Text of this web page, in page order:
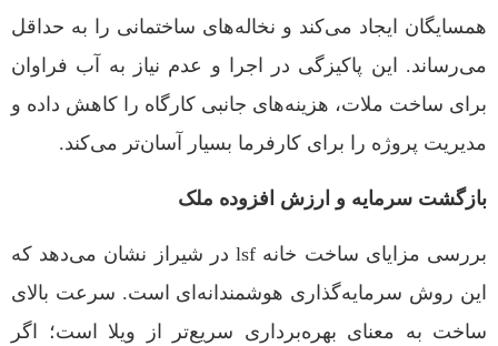
همسایگان ایجاد می‌کند و نخاله‌های ساختمانی را به حداقل
می‌رساند. این پاکیزگی در اجرا و عدم نیاز به آب فراوان
برای ساخت ملات، هزینه‌های جانبی کارگاه را کاهش داده و
مدیریت پروژه را برای کارفرما بسیار آسان‌تر می‌کند.
بازگشت سرمایه و ارزش افزوده ملک
بررسی مزایای ساخت خانه lsf در شیراز نشان می‌دهد که
این روش سرمایه‌گذاری هوشمندانه‌ای است. سرعت بالای
ساخت به معنای بهره‌برداری سریع‌تر از ویلا است؛ اگر